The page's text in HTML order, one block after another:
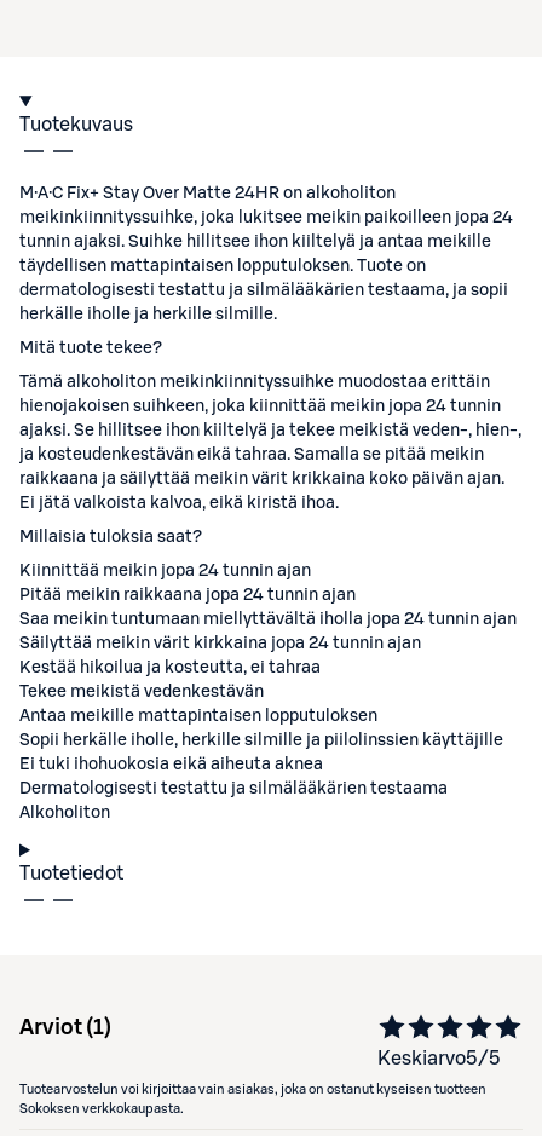
Tuotekuvaus
M·A·C Fix+ Stay Over Matte 24HR on alkoholiton
meikinkiinnityssuihke, joka lukitsee meikin paikoilleen jopa 24
tunnin ajaksi. Suihke hillitsee ihon kiiltelyä ja antaa meikille
täydellisen mattapintaisen lopputuloksen. Tuote on
dermatologisesti testattu ja silmälääkärien testaama, ja sopii
herkälle iholle ja herkille silmille.
Mitä tuote tekee?
Tämä alkoholiton meikinkiinnityssuihke muodostaa erittäin
hienojakoisen suihkeen, joka kiinnittää meikin jopa 24 tunnin
ajaksi. Se hillitsee ihon kiiltelyä ja tekee meikistä veden-, hien-,
ja kosteudenkestävän eikä tahraa. Samalla se pitää meikin
raikkaana ja säilyttää meikin värit krikkaina koko päivän ajan.
Ei jätä valkoista kalvoa, eikä kiristä ihoa.
Millaisia tuloksia saat?
Kiinnittää meikin jopa 24 tunnin ajan
Pitää meikin raikkaana jopa 24 tunnin ajan
Saa meikin tuntumaan miellyttävältä iholla jopa 24 tunnin ajan
Säilyttää meikin värit kirkkaina jopa 24 tunnin ajan
Kestää hikoilua ja kosteutta, ei tahraa
Tekee meikistä vedenkestävän
Antaa meikille mattapintaisen lopputuloksen
Sopii herkälle iholle, herkille silmille ja piilolinssien käyttäjille
Ei tuki ihohuokosia eikä aiheuta aknea
Dermatologisesti testattu ja silmälääkärien testaama
Alkoholiton
Tuotetiedot
Arviot (1)
Keskiarvo5/5
Tuotearvostelun voi kirjoittaa vain asiakas, joka on ostanut kyseisen tuotteen
Sokoksen verkkokaupasta.